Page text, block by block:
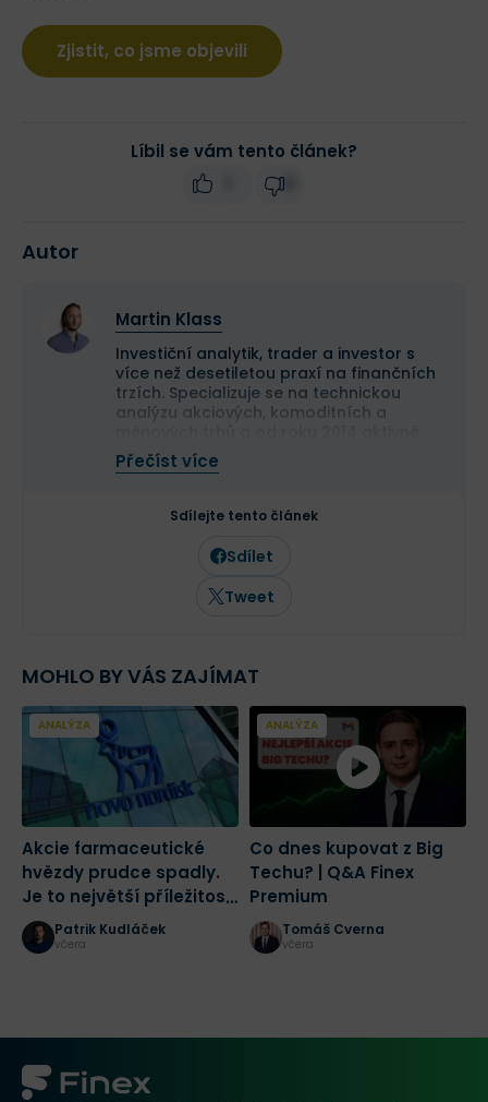
Zjistit, co jsme objevili
Líbil se vám tento článek?
Autor
Martin Klass
Investiční analytik, trader a investor s
více než desetiletou praxí na finančních
trzích. Specializuje se na technickou
analýzu akciových, komoditních a
obchoduje vlastní kapitál. Své obchodní
výsledky dlouhodobě dokládá veřejnou
Je držitelem titulu Ph.D. v oboru finance a
vedle vlastního obchodování publikuje
odborné analýzy a komentáře zaměřené
na trading a investování. Jeho články
pravidelně vycházejí nejen na Finexu, ale
také v dalších finančních médiích.
Přečíst více
Sdílejte tento článek
Sdílet
Tweet
MOHLO BY VÁS ZAJÍMAT
ANALÝZA
Akcie farmaceutické
hvězdy prudce spadly.
Je to největší příležitost
tohoto desetiletí?
Patrik Kudláček
včera
ANALÝZA
Co dnes kupovat z Big
Techu? | Q&A Finex
Premium
Tomáš Cverna
včera